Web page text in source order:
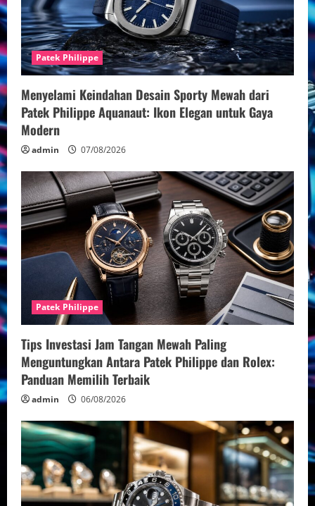
Patek Philippe
Menyelami Keindahan Desain Sporty Mewah dari
Patek Philippe Aquanaut: Ikon Elegan untuk Gaya
Modern
admin 07/08/2026
Patek Philippe
Tips Investasi Jam Tangan Mewah Paling
Menguntungkan Antara Patek Philippe dan Rolex:
Panduan Memilih Terbaik
admin 06/08/2026